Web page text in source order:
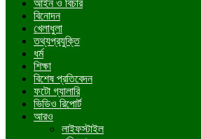
আইন ও বিচার
বিনোদন
খেলাধুলা
তথ্যপ্রযুক্তি
ধর্ম
শিক্ষা
বিশেষ প্রতিবেদন
ফটো গ্যালারি
ভিডিও রিপোর্ট
আরও
লাইফস্টাইল